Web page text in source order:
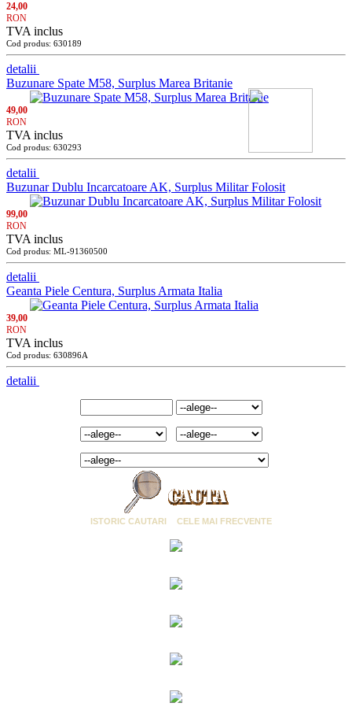
24,00
RON
TVA inclus
Cod produs: 630189
detalii
Buzunare Spate M58, Surplus Marea Britanie
49,00
RON
TVA inclus
Cod produs: 630293
detalii
Buzunar Dublu Incarcatoare AK, Surplus Militar Folosit
99,00
RON
TVA inclus
Cod produs: ML-91360500
detalii
Geanta Piele Centura, Surplus Armata Italia
39,00
RON
TVA inclus
Cod produs: 630896A
detalii
ISTORIC CAUTARI CELE MAI FRECVENTE